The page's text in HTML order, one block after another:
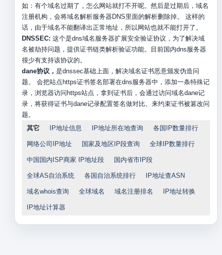
如：有个域名过期了，怎么网站就打不开呢。然后是过期后，域名
注册机构，会将域名解析服务器DNS里面的解析删除掉。 这样的
话，由于域名不能翻译出正常地址，所以网站也就不能打开了。
DNSSEC: 这个是dns域名服务器扩展安全验证协议，为了解决域
名被劫持问题，提供证书链类解析验证功能。目前国内dns服务器
很少有支持该协议的。
dane协议， 是dnssec基础上面，解决域名证书恶意颁发伪造问
题。 会把站点https证书签名部署在dns服务器中，添加一条特殊记
录，浏览器访问https站点，拿到证书后，会通过访问域名dane记
录，将获得证书与dane记录配置签名做对比。来约束证书被篡改问
题。
其它
IP地址信息 IP地址所在地查询 各国IP数量排行
网络公司IP地址 国家及地区IP段查询 全球IP数量排行
中国国内ISP商家 IP地址段 国内省市IP段
全球AS自治系统 各国自治系统排行 IP地址查ASN
域名whois查询 全球域名 域名注册排名 IP地址转换
IP地址计算器